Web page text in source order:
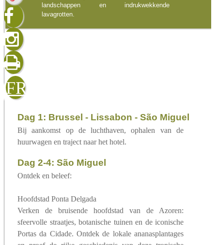
FR
Ik heb het privacybeleid
sluiten
landschappen en indrukwekkende
lavagrotten.
Dag 1: Brussel - Lissabon - São Miguel
Bij aankomst op de luchthaven, ophalen van de
huurwagen en traject naar het hotel.
Dag 2-4: São Miguel
Ontdek en beleef:
Hoofdstad Ponta Delgada
Verken de bruisende hoofdstad van de Azoren:
sfeervolle straatjes, botanische tuinen en de iconische
Portas da Cidade. Ontdek de lokale ananasplantages